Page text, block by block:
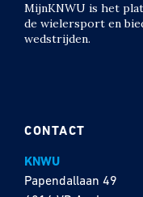
CONTACT
KNWU
Papendallaan 49
MijnKNWU is het
de wielersport en
wedstrijden.